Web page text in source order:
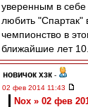
уверенным в
любить "Спартак"
чемпионство в
ближайшие лет 10.
новичок хзк -
02 фев 2014 11:43
Nox » 02 фев